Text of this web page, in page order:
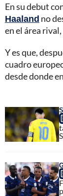
En su debut
Haaland no
en el área
Y es que,
cuadro
desde donde